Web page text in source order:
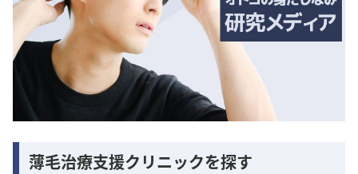
薄毛治療支援クリニックを探す